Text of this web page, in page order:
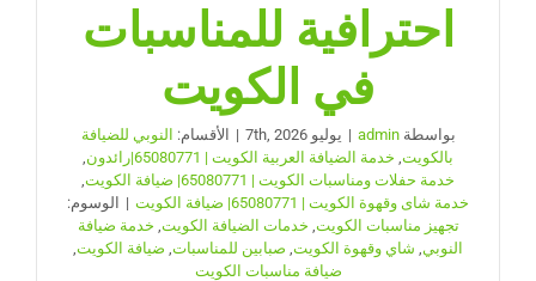
احترافية للمناسبات
في الكويت
بواسطةadmin
| يوليو 7th, 2026 | الأقسام: النوبي للضيافة
بالكويت خدمة الضيافة العربية الكويت | 65080771|رائدون
خدمة حفلات ومناسبات الكويت | 65080771| ضيافة الكويت
خدمة شاى وقهوة الكويت | 65080771| ضيافة الكويت
|
الوسوم:
تجهيز مناسبات الكويت خدمات الضيافة الكويت خدمة ضيافة
النوبي شاي وقهوة الكويت صبابين للمناسبات ضيافة الكويت
ضيافة مناسبات الكويت